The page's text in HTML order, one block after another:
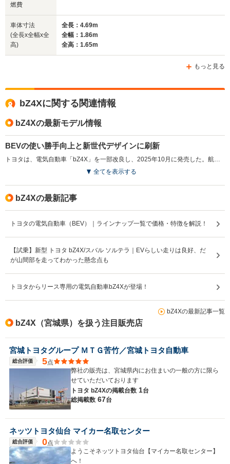
WLTCモード
燃費
排気量
-m
-
-
FF、4WD FF、4WD
燃費
車体寸法
(全長x全幅x全
高)
全長：4.69m
全幅：1.86m
全高：1.65m
もっと見る
bZ4Xに関する関連情報
bZ4Xの最新モデル情報
BEVの使い勝手向上と新世代デザインに刷新
トヨタは、電気自動車「bZ4X」を一部改良し、2025年10月に発売した。航続距離は最大746kmに延長され、急速充電時間は最短約28分に短縮。寒冷地での利便性を向上させるバッテリープレコンディショニング機能を搭載した。また、新たにトヨタ純正の「6kW普通充電器」がオプションで設定されている。走行性能では、eAxleを小型化し出力を向上させ、0-100km/h加速を5.1秒を実現した他、車両各部をリファインしている。フロントデザインをトヨタの新世代デザインモチーフであるハンマーヘッドデザインへ刷新。最新のコネクティッドナビ対応の14インチディスプレイオーディオを搭載。新色の外板色も加わり、内装デザインがシンプルで開放感のある形状に変更された。新充電サービス「TEEMO」も同時にスタートし、bZ4Xの購入者には特典が用意されている。（2025.10）
全てを表示する
bZ4Xの最新記事
トヨタの電気自動車（BEV）｜ラインナップ一覧で価格・特徴を解説！
【試乗】新型 トヨタ bZ4X/スバル ソルテラ｜EVらしい走りは良好、だ
が山間部を走ってわかった懸念点も
トヨタからリース専用の電気自動車bZ4Xが登場！
bZ4Xの最新記事一覧
bZ4X（宮城県）を扱う注目販売店
宮城トヨタグループ ＭＴＧ苦竹／宮城トヨタ自動車
総合評価 5点
弊社の販売は、宮城県内にお住まいの一般の方に限ら
せていただいております
トヨタ bZ4Xの掲載台数 1台
総掲載数 67台
ネッツトヨタ仙台 マイカー名取センター
総合評価 0点
ようこそネッツトヨタ仙台【マイカー名取センター】
へ！